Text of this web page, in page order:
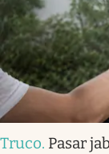
Truco. Pasar